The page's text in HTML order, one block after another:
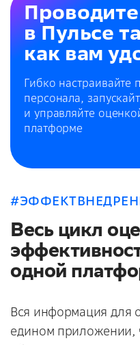
в Пульсе
как вам
Гибко настраивайте
персонала,
и управляйте
платформе
Весь цикл
одной
Вся информация для
едином приложении,